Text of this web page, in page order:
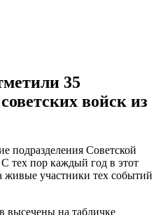
35
войск из
подразделения Советской
тех пор каждый год в этот
участники тех событий
высечены на табличке